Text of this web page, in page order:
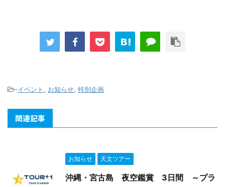
-イベント , お知らせ, 特別企画
関連記事
お知らせ 天文ツアー
沖縄・宮古島 夜空鑑賞 3日間 ～プラ